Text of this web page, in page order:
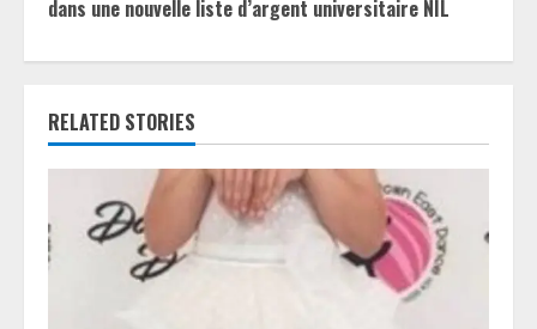
n
u
e
e
dans une nouvelle liste d’argent universitaire NIL
RELATED STORIES